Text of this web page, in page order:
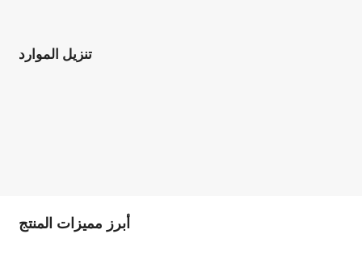
تنزيل الموارد
أبرز مميزات المنتج